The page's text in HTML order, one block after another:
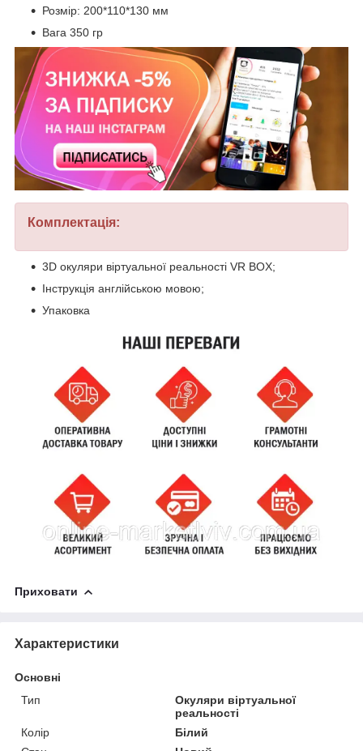
Розмір: 200*110*130 мм
Вага 350 гр
Комплектація:
3D окуляри віртуальної реальності VR BOX;
Інструкція англійською мовою;
Упаковка
Приховати
Характеристики
Основні
Тип
Окуляри віртуальної
реальності
Колір
Білий